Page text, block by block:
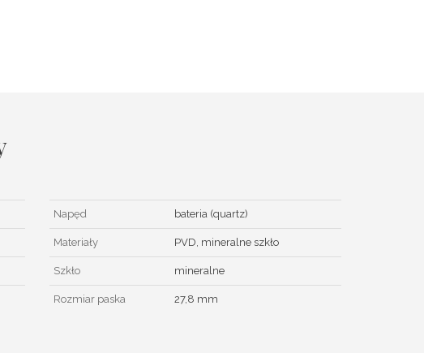
Napęd bateria (quartz)
Materiały PVD, mineralne szkło
Szkło mineralne
Rozmiar paska 27,8 mm